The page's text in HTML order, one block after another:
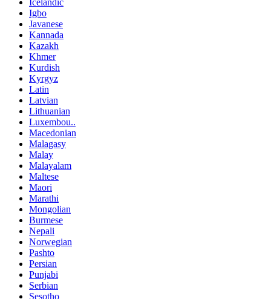
Igbo
Javanese
Kannada
Kazakh
Khmer
Kurdish
Kyrgyz
Latin
Latvian
Lithuanian
Luxembou..
Macedonian
Malagasy
Malay
Malayalam
Maltese
Maori
Marathi
Mongolian
Burmese
Nepali
Norwegian
Pashto
Persian
Punjabi
Serbian
Sesotho